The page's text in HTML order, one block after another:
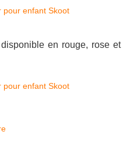
en rouge, rose et